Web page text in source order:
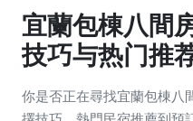
宜蘭包棟八間
技巧与热门推
你是否正在尋找宜蘭包棟八